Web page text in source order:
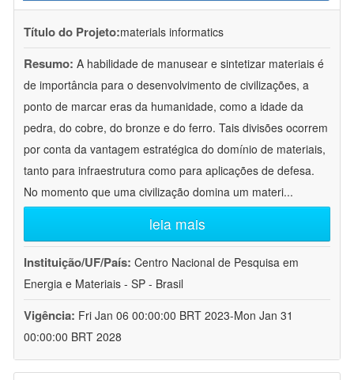
Título do Projeto:materials informatics
Resumo: A habilidade de manusear e sintetizar materiais é
de importância para o desenvolvimento de civilizações, a
ponto de marcar eras da humanidade, como a idade da
pedra, do cobre, do bronze e do ferro. Tais divisões ocorrem
por conta da vantagem estratégica do domínio de materiais,
tanto para infraestrutura como para aplicações de defesa.
No momento que uma civilização domina um materi...
leia mais
Instituição/UF/País: Centro Nacional de Pesquisa em
Energia e Materiais - SP - Brasil
Vigência: Fri Jan 06 00:00:00 BRT 2023-Mon Jan 31
00:00:00 BRT 2028